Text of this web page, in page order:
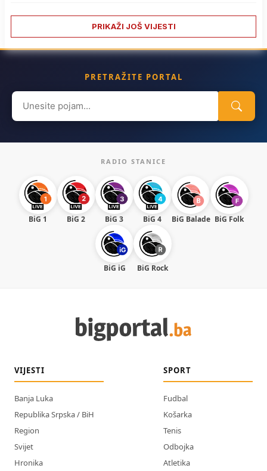
PRIKAŽI JOŠ VIJESTI
PRETRAŽITE PORTAL
Search
for:
RADIO STANICE
BiG 1 BiG 2 BiG 3 BiG 4 BiG Balade BiG Folk
BiG iG BiG Rock
VIJESTI
Banja Luka
Republika Srpska / BiH
Region
Svijet
Hronika
SPORT
Fudbal
Košarka
Tenis
Odbojka
Atletika